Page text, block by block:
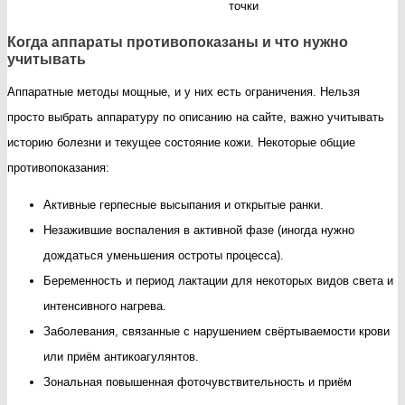
точки
Когда аппараты противопоказаны и что нужно
учитывать
Аппаратные методы мощные, и у них есть ограничения. Нельзя
просто выбрать аппаратуру по описанию на сайте, важно учитывать
историю болезни и текущее состояние кожи. Некоторые общие
противопоказания:
Активные герпесные высыпания и открытые ранки.
Незажившие воспаления в активной фазе (иногда нужно
дождаться уменьшения остроты процесса).
Беременность и период лактации для некоторых видов света и
интенсивного нагрева.
Заболевания, связанные с нарушением свёртываемости крови
или приём антикоагулянтов.
Зональная повышенная фоточувствительность и приём